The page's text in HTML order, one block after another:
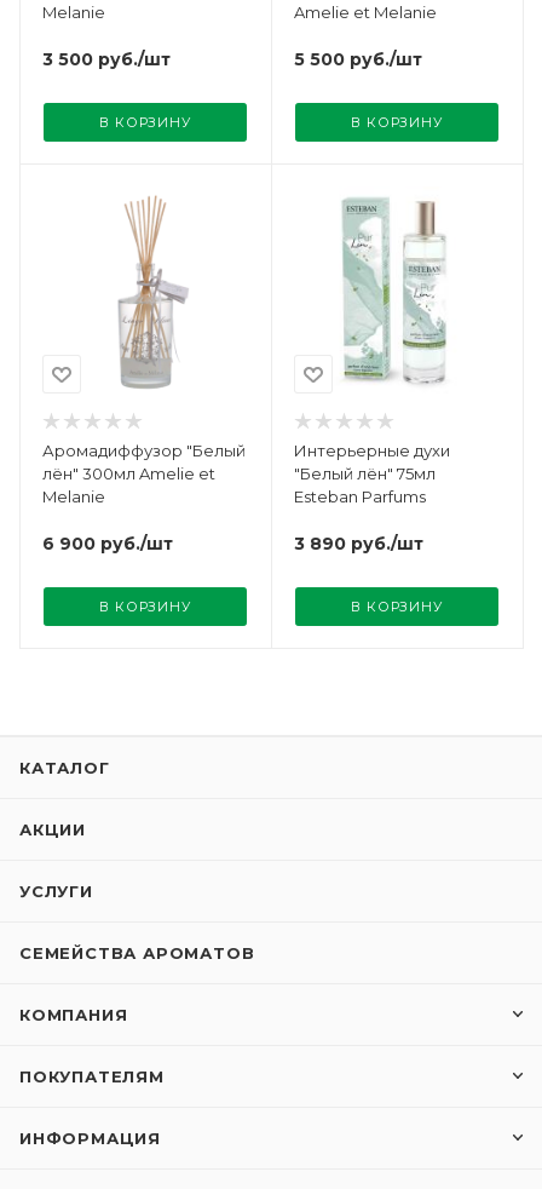
Melanie
3 500 руб./шт
В КОРЗИНУ
Amelie et Melanie
5 500 руб./шт
В КОРЗИНУ
Аромадиффузор "Белый
лён" 300мл Amelie et
Melanie
6 900 руб./шт
В КОРЗИНУ
Интерьерные духи
"Белый лён" 75мл
Esteban Parfums
3 890 руб./шт
В КОРЗИНУ
КАТАЛОГ
АКЦИИ
УСЛУГИ
СЕМЕЙСТВА АРОМАТОВ
КОМПАНИЯ
ПОКУПАТЕЛЯМ
ИНФОРМАЦИЯ